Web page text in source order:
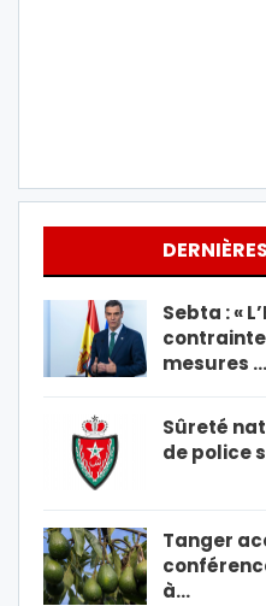
Sebta : «
mesures …
Sûreté
de police
Tanger
à…